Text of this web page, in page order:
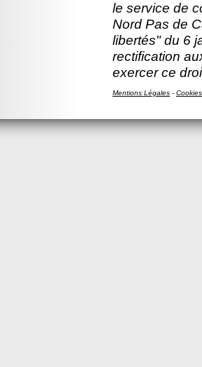
le service de
Nord Pas de
libertés" du 6
rectification
exercer ce
Mentions Légales - Cookies